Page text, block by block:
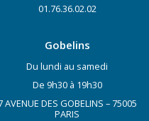
01.76.36.02.02
Gobelins
Du lundi au samedi
De 9h30 à 19h30
AVENUE DES GOBELINS – 75005
PARIS